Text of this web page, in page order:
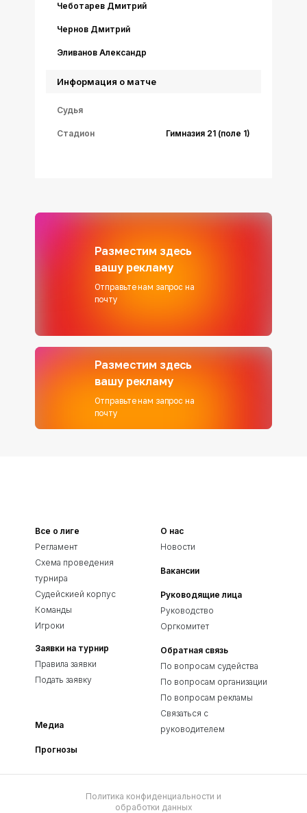
Чеботарев Дмитрий
Чернов Дмитрий
Эливанов Александр
Информация о матче
Судья
Стадион Гимназия 21 (поле 1)
Разместим здесь
вашу рекламу
Отправьте нам запрос на
почту
Разместим здесь
вашу рекламу
Отправьте нам запрос на
почту
Все о лиге
Регламент
Схема проведения
турнира
Судейскией корпус
Команды
Игроки
Заявки на турнир
Правила заявки
Подать заявку
Медиа
Прогнозы
О нас
Новости
Вакансии
Руководящие лица
Руководство
Оргкомитет
Обратная связь
По вопросам судейства
По вопросам организации
По вопросам рекламы
Связаться с
руководителем
Политика конфиденциальности и
обработки данных